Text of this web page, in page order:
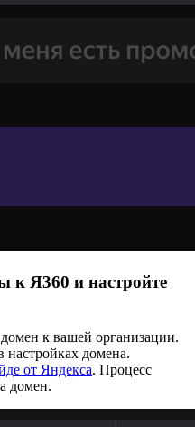
Я360 и настройте
к вашей организации.
настройках домена.
от Яндекса. Процесс
домен.